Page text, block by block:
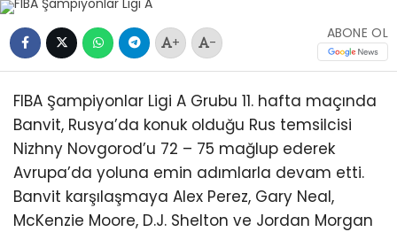
+ -
ABONE OL
FIBA Şampiyonlar Ligi A Grubu 11. hafta maçında
Banvit, Rusya’da konuk olduğu Rus temsilcisi
Nizhny Novgorod’u 72 – 75 mağlup ederek
Avrupa’da yoluna emin adımlarla devam etti.
Banvit karşılaşmaya Alex Perez, Gary Neal,
McKenzie Moore, D.J. Shelton ve Jordan Morgan